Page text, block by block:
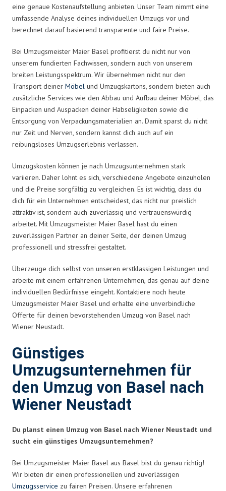
eine genaue Kostenaufstellung anbieten. Unser Team nimmt eine
umfassende Analyse deines individuellen Umzugs vor und
berechnet darauf basierend transparente und faire Preise.
Bei Umzugsmeister Maier Basel profitierst du nicht nur von
unserem fundierten Fachwissen, sondern auch von unserem
breiten Leistungsspektrum. Wir übernehmen nicht nur den
Transport deiner Möbel und Umzugskartons, sondern bieten auch
zusätzliche Services wie den Abbau und Aufbau deiner Möbel, das
Einpacken und Auspacken deiner Habseligkeiten sowie die
Entsorgung von Verpackungsmaterialien an. Damit sparst du nicht
nur Zeit und Nerven, sondern kannst dich auch auf ein
reibungsloses Umzugserlebnis verlassen.
Umzugskosten können je nach Umzugsunternehmen stark
variieren. Daher lohnt es sich, verschiedene Angebote einzuholen
und die Preise sorgfältig zu vergleichen. Es ist wichtig, dass du
dich für ein Unternehmen entscheidest, das nicht nur preislich
attraktiv ist, sondern auch zuverlässig und vertrauenswürdig
arbeitet. Mit Umzugsmeister Maier Basel hast du einen
zuverlässigen Partner an deiner Seite, der deinen Umzug
professionell und stressfrei gestaltet.
Überzeuge dich selbst von unseren erstklassigen Leistungen und
arbeite mit einem erfahrenen Unternehmen, das genau auf deine
individuellen Bedürfnisse eingeht. Kontaktiere noch heute
Umzugsmeister Maier Basel und erhalte eine unverbindliche
Offerte für deinen bevorstehenden Umzug von Basel nach
Wiener Neustadt.
Günstiges
Umzugsunternehmen für
den Umzug von Basel nach
Wiener Neustadt
Du planst einen Umzug von Basel nach Wiener Neustadt und
sucht ein günstiges Umzugsunternehmen?
Bei Umzugsmeister Maier Basel aus Basel bist du genau richtig!
Wir bieten dir einen professionellen und zuverlässigen
Umzugsservice zu fairen Preisen. Unsere erfahrenen